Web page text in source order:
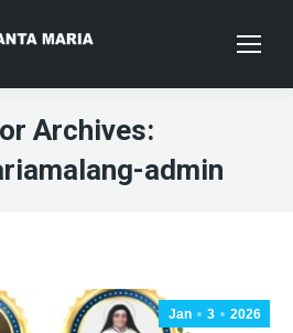
Archives:
admin
Jan 3 2026